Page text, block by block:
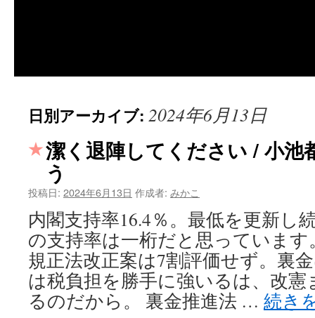
日別アーカイブ: 2024年6月13日
潔く退陣してください / 小池
う
投稿日: 2024年6月13日 作成者: みかこ
内閣支持率16.4％。最低を更新し
の支持率は一桁だと思っていま
規正法改正案は7割評価せず。裏
は税負担を勝手に強いるは、改
るのだから。 裏金推進法 … 続き